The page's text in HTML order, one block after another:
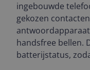
ingebouwde
gekozen
handsfree bellen.
batterijstatus,